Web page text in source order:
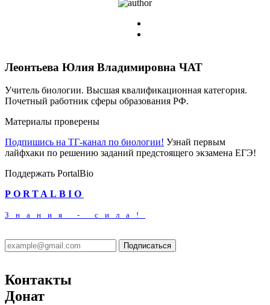
Леонтьева Юлия Владимировна ЧАТ
Учитель биологии. Высшая квалификационная категория.
Почетный работник сферы образования РФ.
Материалы проверены
Подпишись на ТГ-канал по биологии! Узнай первым
лайфхаки по решению заданий предстоящего экзамена ЕГЭ!
Поддержать PortalBio
PORTALBIO
Знания - сила!
Подписаться
Контакты
Донат